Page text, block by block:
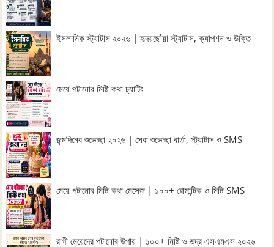
ইসলামিক স্ট্যাটাস ২০২৬ | হৃদয়ছোঁয়া স্ট্যাটাস, ক্যাপশন ও উক্তি
মেয়ে পটানোর মিষ্টি কথা চ্যাটিং
জন্মদিনের শুভেচ্ছা ২০২৬ | সেরা শুভেচ্ছা বার্তা, স্ট্যাটাস ও SMS
মেয়ে পটানোর মিষ্টি কথা মেসেজ | ১০০+ রোমান্টিক ও মিষ্টি SMS
রাগী মেয়েদের পটানোর উপায় | ১০০+ মিষ্টি ও ভদ্র এসএমএস ২০২৬